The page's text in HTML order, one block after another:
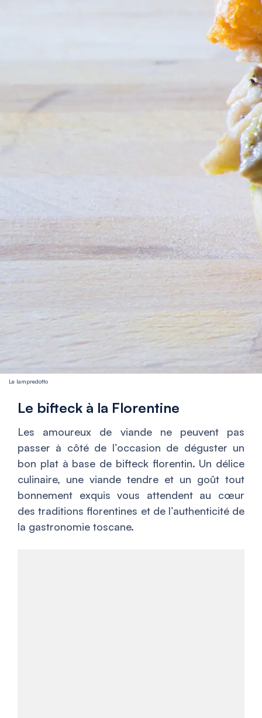
Le lampredotto
Le bifteck à la Florentine
Les amoureux de viande ne peuvent pas
passer à côté de l’occasion de déguster un
bon plat à base de bifteck florentin. Un délice
culinaire, une viande tendre et un goût tout
bonnement exquis vous attendent au cœur
des traditions florentines et de l’authenticité de
la gastronomie toscane.